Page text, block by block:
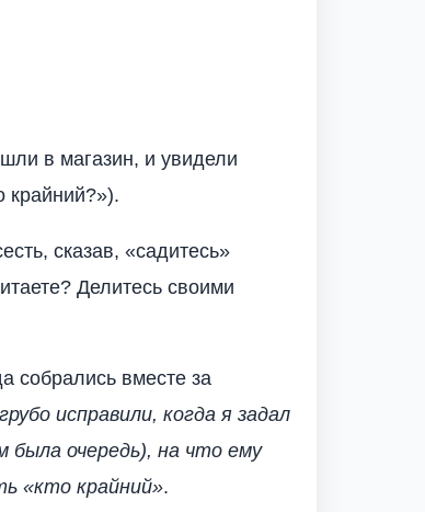
в магазин, и увидели
крайний?»).
сказав, «садитесь»
Делитесь своими
собрались вместе за
исправили, когда я задал
была очередь), на что ему
«кто крайний».